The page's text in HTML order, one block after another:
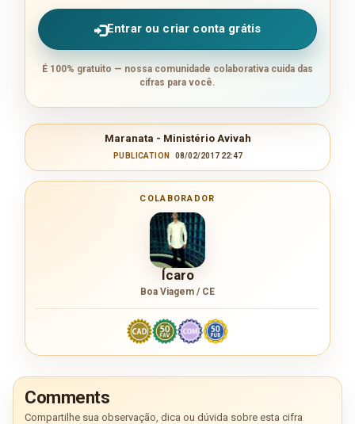
Entrar ou criar conta grátis
É 100% gratuito — nossa comunidade colaborativa cuida das
cifras para você.
Maranata - Ministério Avivah
PUBLICATION 08/02/2017 22:47
COLABORADOR
Ícaro
Boa Viagem / CE
Comments
Compartilhe sua observação, dica ou dúvida sobre esta cifra